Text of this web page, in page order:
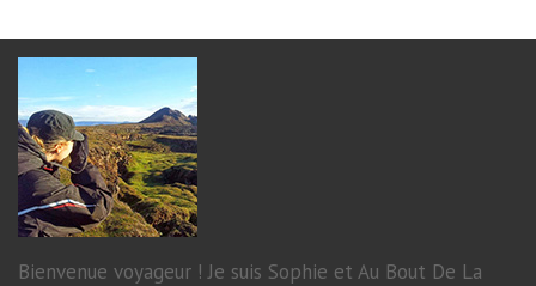
Bienvenue voyageur ! Je suis Sophie et Au Bout De La